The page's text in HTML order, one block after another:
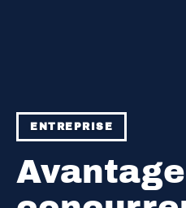
ENTREPRISE
Avantage